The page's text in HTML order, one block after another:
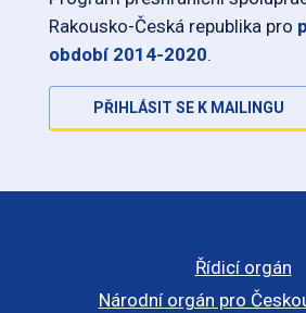
Rakousko-Česká republika pro
období 2014-2020.
PŘIHLÁSIT SE K MAILINGU
Řídicí orgán
Národní orgán pro